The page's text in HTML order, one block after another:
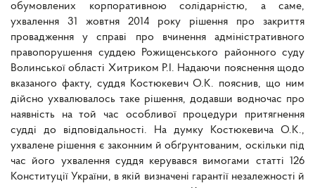
обумовлених корпоративною солідарністю, а саме,
ухвалення 31 жовтня 2014 року рішення про закриття
провадження у справі про вчинення адміністративного
правопорушення суддею Рожищенського районного суду
Волинської області Хитриком Р.І. Надаючи пояснення щодо
вказаного факту, суддя Костюкевич О.К. пояснив, що ним
дійсно ухвалювалось таке рішення, додавши водночас про
наявність на той час особливої процедури притягнення
судді до відповідальності. На думку Костюкевича О.К.,
ухвалене рішення є законним й обґрунтованим, оскільки під
час його ухвалення суддя керувався вимогами статті 126
Конституції України, в якій визначені гарантії незалежності й